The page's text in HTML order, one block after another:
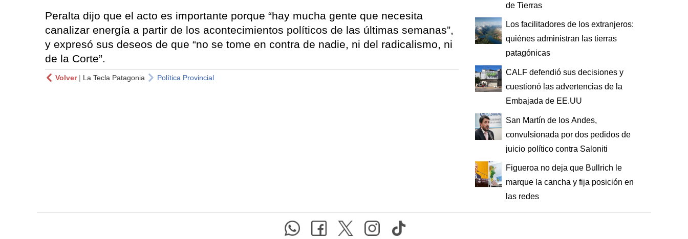
Peralta dijo que el acto es importante porque “hay mucha gente que necesita
canalizar energía a partir de los acontecimientos políticos de las últimas semanas”,
y expresó sus deseos de que “no se tome en contra de nadie, ni del radicalismo, ni
de la Corte”.
Volver| La Tecla Patagonia Política Provincial
de Tierras
Los facilitadores de los extranjeros:
quiénes administran las tierras
patagónicas
CALF defendió sus decisiones y
cuestionó las advertencias de la
Embajada de EE.UU
San Martín de los Andes,
convulsionada por dos pedidos de
juicio político contra Saloniti
Figueroa no deja que Bullrich le
marque la cancha y fija posición en
las redes